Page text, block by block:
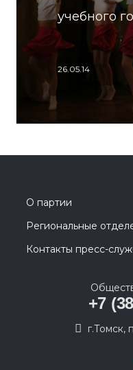
учебного
26.05.14
О партии
Региональные
Контакты пресс-
+7
г.Томск,